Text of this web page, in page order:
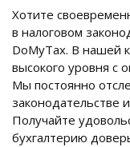
Хотите
в налоговом
DoMyTax. В нашей
высокого уровня с
Мы постоянно
законодательстве
Получайте
бухгалтерию